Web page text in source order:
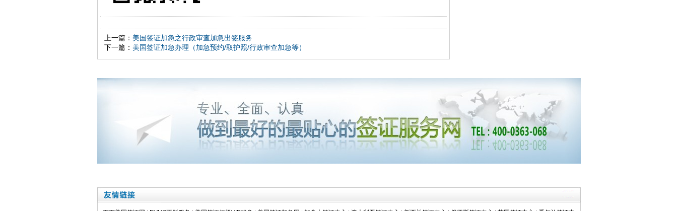
上一篇： 美国签证加急之行政审查加急出签服务
下一篇： 美国签证加急办理（加急预约/取护照/行政审查加急等）